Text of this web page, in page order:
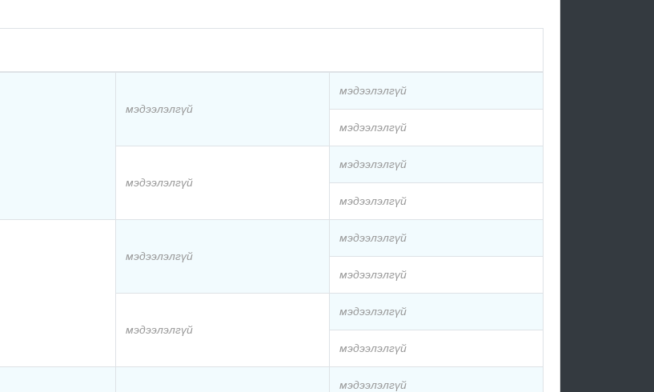
мэдээлэлгүй
мэдээлэлгүй
мэдээлэлгүй
мэдээлэлгүй
мэдээлэлгүй
мэдээлэлгүй
мэдээлэлгүй
мэдээлэлгүй
мэдээлэлгүй
мэдээлэлгүй
мэдээлэлгүй
мэдээлэлгүй
мэдээлэлгүй